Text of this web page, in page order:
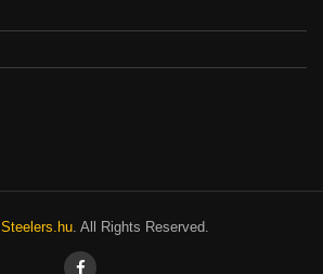
Steelers.hu. All Rights Reserved.